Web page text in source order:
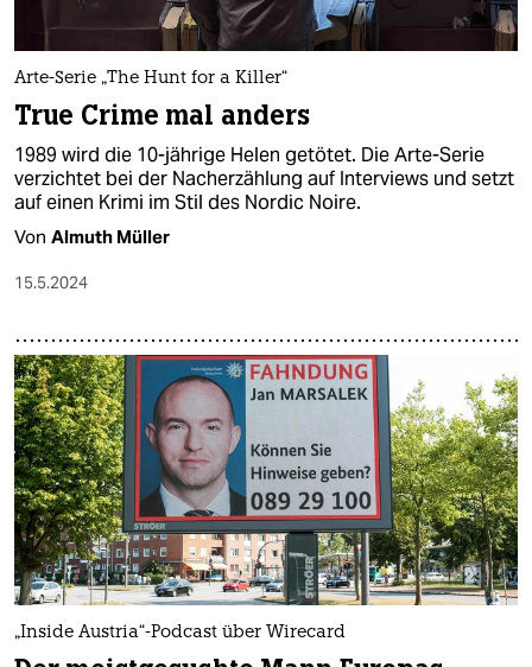
Arte-Serie „The Hunt for a Killer“
True Crime mal anders
1989 wird die 10-jährige Helen getötet. Die Arte-Serie
verzichtet bei der Nacherzählung auf Interviews und setzt
auf einen Krimi im Stil des Nordic Noire.
Von Almuth Müller
15.5.2024
„Inside Austria“-Podcast über Wirecard